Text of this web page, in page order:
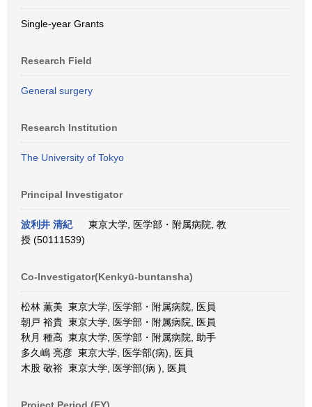
Single-year Grants
Research Field
General surgery
Research Institution
The University of Tokyo
Principal Investigator
波利井 清紀
東京大学, 医学部・附属病院, 教
授 (50111539)
Co-Investigator(Kenkyū-buntansha)
松林 薫美 東京大学, 医学部・附属病院, 医員
朝戸 裕貴 東京大学, 医学部・附属病院, 医員
秋月 種高 東京大学, 医学部・附属病院, 助手
多久嶋 亮彦 東京大学, 医学部(病), 医員
木股 敬裕 東京大学, 医学部(病 ), 医員